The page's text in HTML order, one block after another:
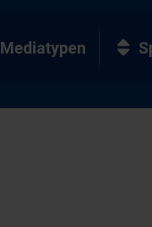
Mediatypen